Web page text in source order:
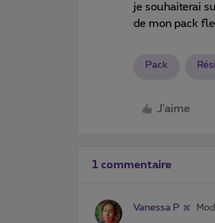
je souhaiterai
de mon pack
Pack
J'aime
1 commentaire
Vanessa P